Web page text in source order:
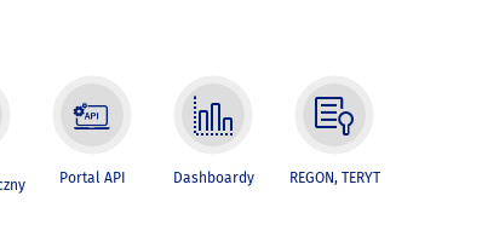
Portal API Dashboardy REGON, TERYT